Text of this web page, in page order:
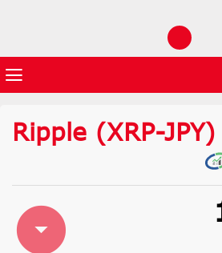
Ripple (XRP-JPY)